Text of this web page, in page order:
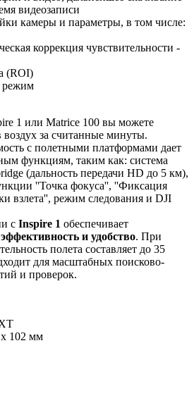
видеозаписи
камеры и параметры, в том числе:
коррекция чувствительности -
(ROI)
режим
1 или Matrice 100 вы можете
воздух за считанные минуты.
с полетными платформами дает
функциям, таким как: система
(дальность передачи HD до 5 км),
''Точка фокуса'', ''Фиксация
взлета'', режим следования и DJI
с Inspire 1 обеспечивает
и удобство. При
полета составляет до 35
для масштабных поисково-
и проверок.
102 мм